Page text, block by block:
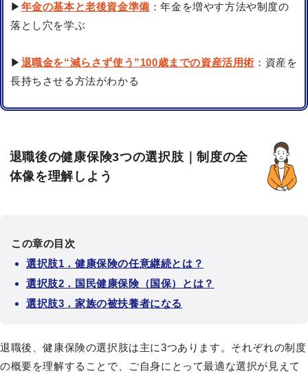
▶ 年金の基本と老後資金準備 ：年金を増やす方法や制度の
落とし穴を学ぶ
▶ 退職金を“減らさず使う”100歳までの資産活用術 ：資産を
長持ちさせる方法がわかる
退職後の健康保険3つの選択肢｜制度の全
体像を理解しよう
この章の目次
選択肢1．健康保険の任意継続とは？
選択肢2．国民健康保険（国保）とは？
選択肢3．家族の被扶養者になる
退職後、健康保険の選択肢は主に3つあります。それぞれの制度
の概要を理解することで、ご自身にとって最適な選択が見えて